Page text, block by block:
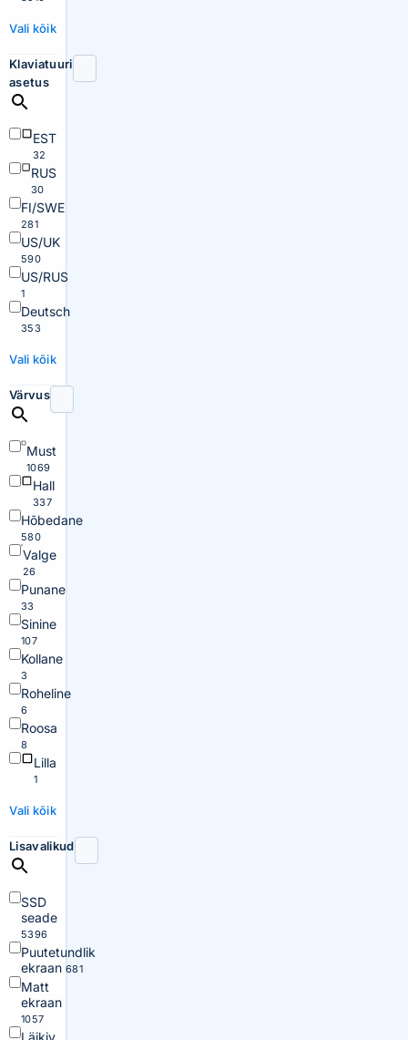
Vali kõik
Klaviatuuri
asetus
EST
32
RUS
30
FI/SWE
281
US/UK
590
US/RUS
1
Deutsch
353
Vali kõik
Värvus
Must
1069
Hall
337
Hõbedane
580
Valge
26
Punane
33
Sinine
107
Kollane
3
Roheline
6
Roosa
8
Lilla
1
Vali kõik
Lisavalikud
SSD
seade
5396
Puutetundlik
ekraan 681
Matt
ekraan
1057
Läikiv